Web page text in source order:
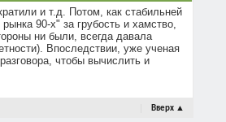
и т.д. Потом, как стабильней
90-х" за грубость и хамство,
ни были, всегда давала
Впоследствии, уже ученая
чтобы вычислить и
Вверх ▲